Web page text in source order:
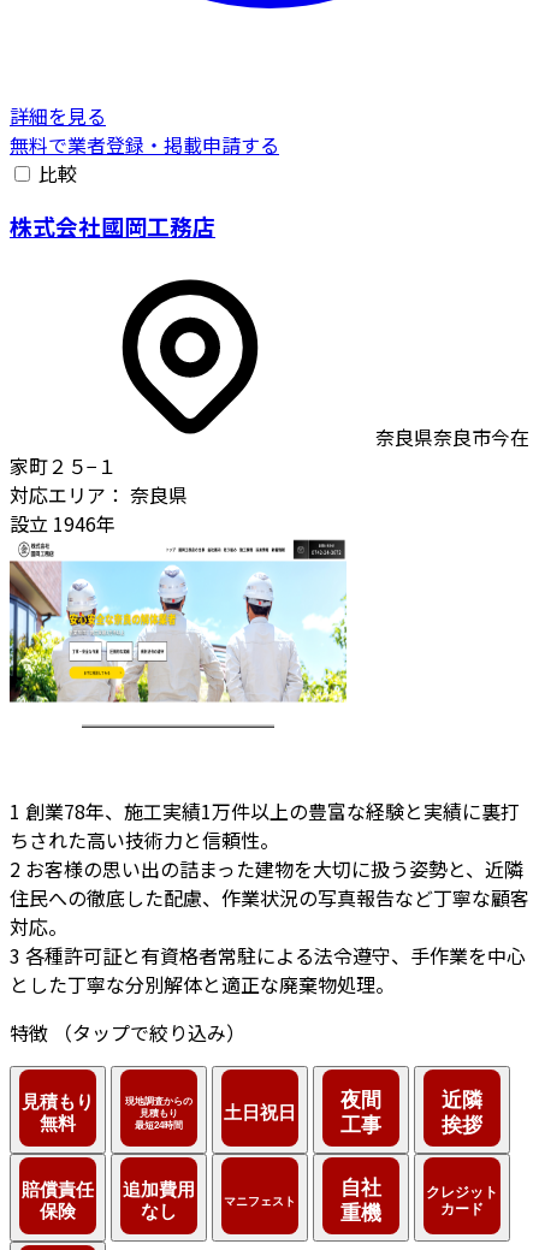
詳細を見る
無料で業者登録・掲載申請する
比較
株式会社國岡工務店
奈良県奈良市今在
家町２５−１
対応エリア： 奈良県
設立 1946年
1 創業78年、施工実績1万件以上の豊富な経験と実績に裏打
ちされた高い技術力と信頼性。
2 お客様の思い出の詰まった建物を大切に扱う姿勢と、近隣
住民への徹底した配慮、作業状況の写真報告など丁寧な顧客
対応。
3 各種許可証と有資格者常駐による法令遵守、手作業を中心
とした丁寧な分別解体と適正な廃棄物処理。
特徴
（タップで絞り込み）